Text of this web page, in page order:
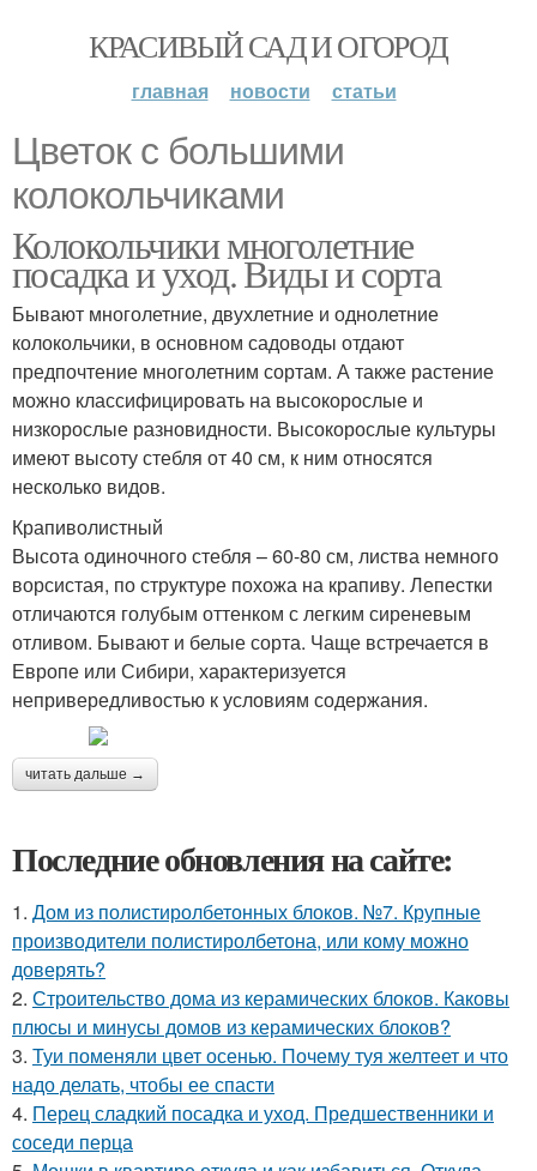
КРАСИВЫЙ САД И ОГОРОД
главная новости статьи
Цветок с большими
колокольчиками
Колокольчики многолетние
посадка и уход. Виды и сорта
Бывают многолетние, двухлетние и однолетние
колокольчики, в основном садоводы отдают
предпочтение многолетним сортам. А также растение
можно классифицировать на высокорослые и
низкорослые разновидности. Высокорослые культуры
имеют высоту стебля от 40 см, к ним относятся
несколько видов.
Крапиволистный
Высота одиночного стебля – 60-80 см, листва немного
ворсистая, по структуре похожа на крапиву. Лепестки
отличаются голубым оттенком с легким сиреневым
отливом. Бывают и белые сорта. Чаще встречается в
Европе или Сибири, характеризуется
непривередливостью к условиям содержания.
читать дальше →
Последние обновления на сайте:
1. Дом из полистиролбетонных блоков. №7. Крупные
производители полистиролбетона, или кому можно
доверять?
2. Строительство дома из керамических блоков. Каковы
плюсы и минусы домов из керамических блоков?
3. Туи поменяли цвет осенью. Почему туя желтеет и что
надо делать, чтобы ее спасти
4. Перец сладкий посадка и уход. Предшественники и
соседи перца